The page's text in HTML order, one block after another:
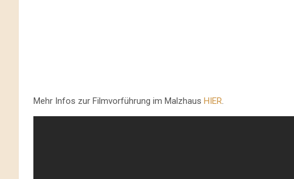
Mehr Infos zur Filmvorführung im Malzhaus HIER